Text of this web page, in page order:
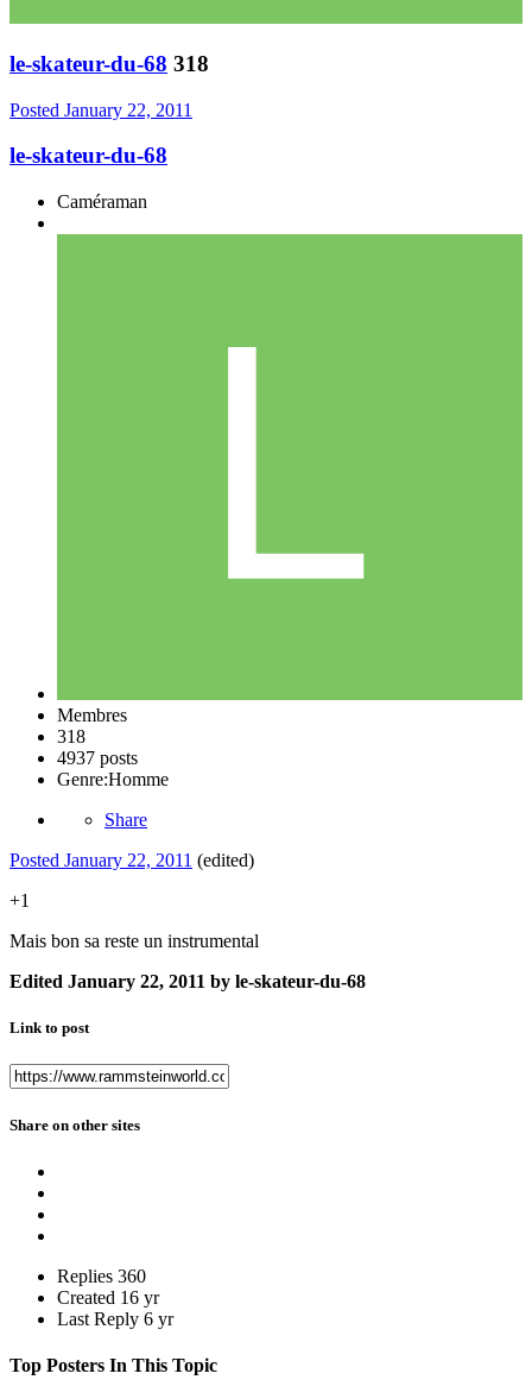
le-skateur-du-68 318
Posted January 22, 2011
le-skateur-du-68
Caméraman
Membres
318
4937 posts
Genre:Homme
Share
Posted January 22, 2011 (edited)
+1
Mais bon sa reste un instrumental
Edited January 22, 2011 by le-skateur-du-68
Link to post
Share on other sites
Replies 360
Created 16 yr
Last Reply 6 yr
Top Posters In This Topic